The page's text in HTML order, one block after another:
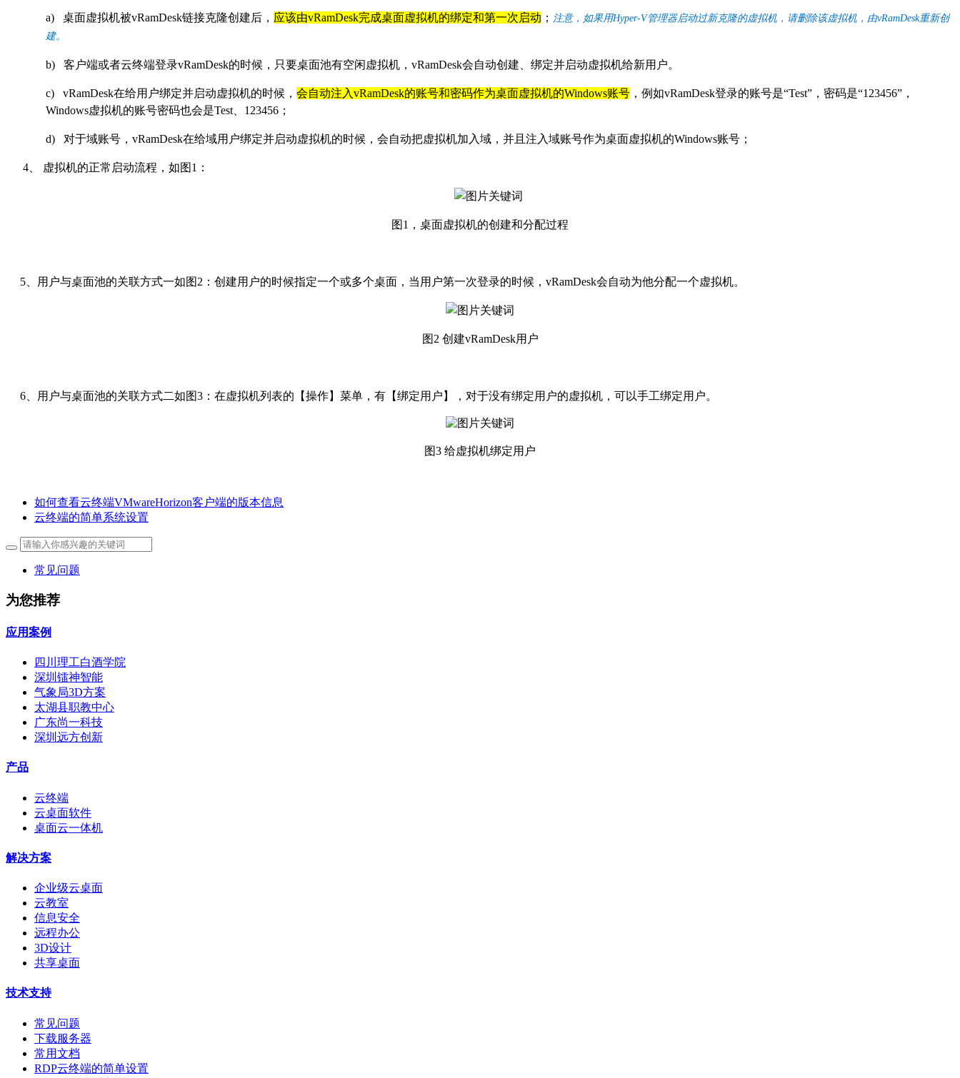
a) 桌面虚拟机被vRamDesk链接克隆创建后， 应该由vRamDesk完成桌面虚拟机的绑定和第一次启动 ； 注意，如果用Hyper-V管理器启动过新克隆的虚拟机，请删除该虚拟机，由vRamDesk重新创
建。
b) 客户端或者云终端登录vRamDesk的时候，只要桌面池有空闲虚拟机，vRamDesk会自动创建、绑定并启动虚拟机给新用户。
c) vRamDesk在给用户绑定并启动虚拟机的时候， 会自动注入vRamDesk的账号和密码作为桌面虚拟机的Windows账号 ，例如vRamDesk登录的账号是“Test”，密码是“123456”，
Windows虚拟机的账号密码也会是Test、123456；
d) 对于域账号，vRamDesk在给域用户绑定并启动虚拟机的时候，会自动把虚拟机加入域，并且注入域账号作为桌面虚拟机的Windows账号；
4、 虚拟机的正常启动流程，如图1：
图1，桌面虚拟机的创建和分配过程
5、用户与桌面池的关联方式一如图2：创建用户的时候指定一个或多个桌面，当用户第一次登录的时候，vRamDesk会自动为他分配一个虚拟机。
图2 创建vRamDesk用户
6、用户与桌面池的关联方式二如图3：在虚拟机列表的【操作】菜单，有【绑定用户】，对于没有绑定用户的虚拟机，可以手工绑定用户。
图3 给虚拟机绑定用户
如何查看云终端VMwareHorizon客户端的版本信息
云终端的简单系统设置
常见问题
为您推荐
应用案例
四川理工白酒学院
深圳镭神智能
气象局3D方案
太湖县职教中心
广东尚一科技
深圳远方创新
产品
云终端
云桌面软件
桌面云一体机
解决方案
企业级云桌面
云教室
信息安全
远程办公
3D设计
共享桌面
技术支持
常见问题
下载服务器
常用文档
RDP云终端的简单设置